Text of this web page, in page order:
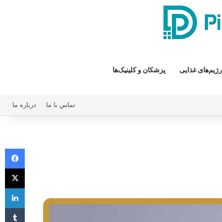
غذایی پزشکان و کلینیک‌ها
تماس با ما درباره ما
X